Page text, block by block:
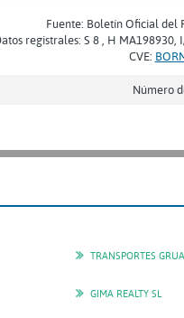
Fuente: Boletín Oficial del
registrales: S 8 , H
CVE:
Número
TRANSPORTES
GIMA REALTY SL